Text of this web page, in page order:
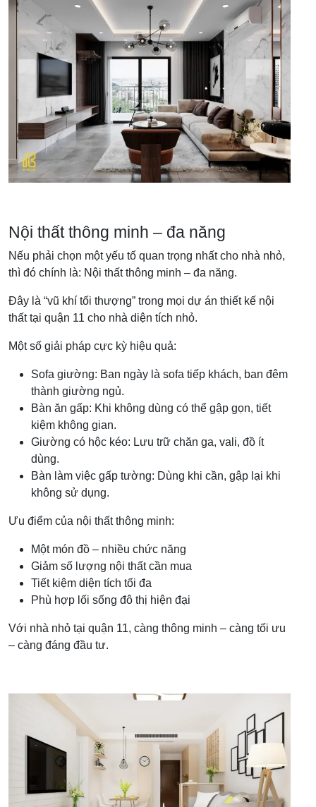
Nội thất thông minh – đa năng
Nếu phải chọn một yếu tố quan trọng nhất cho nhà nhỏ,
thì đó chính là: Nội thất thông minh – đa năng.
Đây là “vũ khí tối thượng” trong mọi dự án thiết kế nội
thất tại quận 11 cho nhà diện tích nhỏ.
Một số giải pháp cực kỳ hiệu quả:
Sofa giường: Ban ngày là sofa tiếp khách, ban đêm
thành giường ngủ.
Bàn ăn gấp: Khi không dùng có thể gập gọn, tiết
kiệm không gian.
Giường có hộc kéo: Lưu trữ chăn ga, vali, đồ ít
dùng.
Bàn làm việc gấp tường: Dùng khi cần, gập lại khi
không sử dụng.
Ưu điểm của nội thất thông minh:
Một món đồ – nhiều chức năng
Giảm số lượng nội thất cần mua
Tiết kiệm diện tích tối đa
Phù hợp lối sống đô thị hiện đại
Với nhà nhỏ tại quận 11, càng thông minh – càng tối ưu
– càng đáng đầu tư.